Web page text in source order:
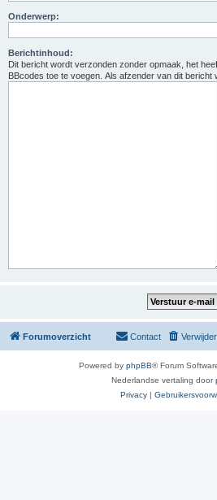
Onderwerp:
Berichtinhoud:
Dit bericht wordt verzonden zonder opmaak, het
BBcodes toe te voegen. Als afzender van dit bericht
Forumoverzicht Contact
Powered by phpBB® Forum
Nederlandse vertaling door
Privacy |